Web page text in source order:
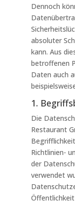
Dennoch
absoluter
kann. Aus
betroffenen
Daten auch
1.
Die
Restaurant
Richtlinien-
der
verwendet